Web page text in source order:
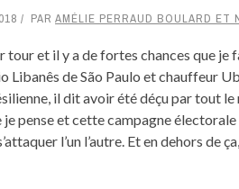
PAR AMÉLIE PERRAUD BOULARD ET
tour et il y a de fortes chances que je
Libanês de São Paulo et chauffeur
il dit avoir été déçu par tout le
je pense et cette campagne
l’un l’autre. Et en dehors de